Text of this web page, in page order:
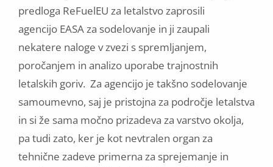
predloga ReFuelEU za letalstvo zaprosili
agencijo EASA za sodelovanje in ji zaupali
nekatere naloge v zvezi s spremljanjem,
poročanjem in analizo uporabe trajnostnih
letalskih goriv. Za agencijo je takšno sodelovanje
samoumevno, saj je pristojna za področje letalstva
in si že sama močno prizadeva za varstvo okolja,
pa tudi zato, ker je kot nevtralen organ za
tehnične zadeve primerna za sprejemanje in